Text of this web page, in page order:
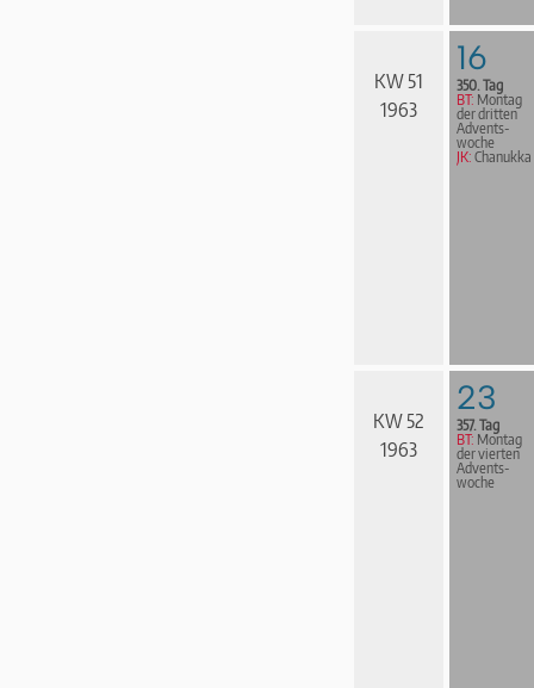
KW 51
1963
16
350. Tag
BT: Montag
der dritten
Advents­
woche
JK: Chanukka
KW 52
1963
23
357. Tag
BT: Montag
der vierten
Advents­
woche